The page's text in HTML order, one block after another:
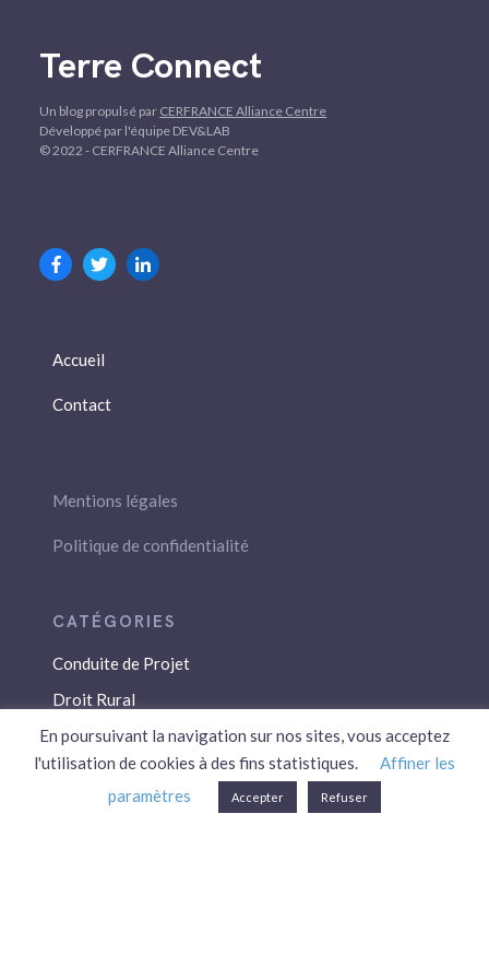
Terre Connect
Un blog propulsé par CERFRANCE Alliance Centre
Développé par l'équipe DEV&LAB
© 2022 - CERFRANCE Alliance Centre
Accueil
Contact
Mentions légales
Politique de confidentialité
Conduite de Projet
Droit Rural
Droit Social
Économie / Gestion
Environnement
En poursuivant la navigation sur nos sites, vous acceptez
l'utilisation de cookies à des fins statistiques.
Affiner les
paramètres
Accepter Refuser